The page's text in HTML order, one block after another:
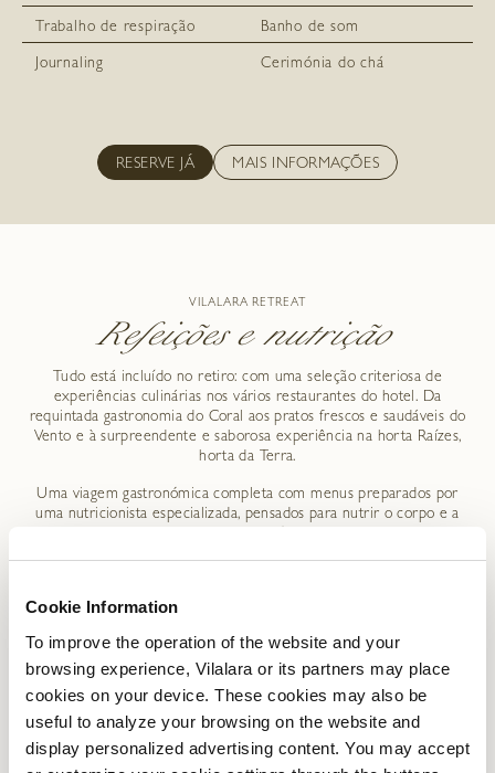
Cookie Information
To improve the operation of the website and your
browsing experience, Vilalara or its partners may place
cookies on your device. These cookies may also be
useful to analyze your browsing on the website and
display personalized advertising content. You may accept
Trabalho de respiração
Journaling
Banho de som
Cerimónia do chá
RESERVE JÁ MAIS INFORMAÇÕES
VILALARA RETREAT
Refeições e nutrição
Tudo está incluído no retiro: com uma seleção criteriosa de
experiências culinárias nos vários restaurantes do hotel. Da
requintada gastronomia do Coral aos pratos frescos e saudáveis do
Vento e à surpreendente e saborosa experiência na horta Raízes,
horta da Terra.
Uma viagem gastronómica completa com menus preparados por
uma nutricionista especializada, pensados para nutrir o corpo e a
Oferta de pacotes
TIPO DE DETALHES TAXA (EUR)